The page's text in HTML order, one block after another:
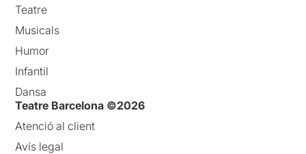
Teatre
Musicals
Humor
Infantil
Dansa
Teatre Barcelona ©2026
Atenció al client
Avís legal